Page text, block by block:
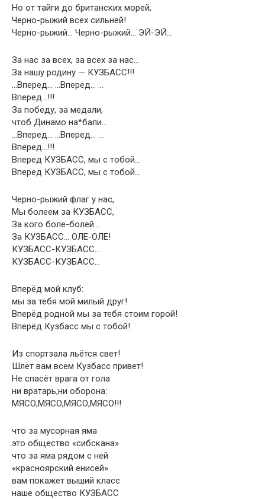
Но от тайги до британских морей,
Черно-рыжий всех сильней!
Черно-рыжий… Черно-рыжий… ЭЙ-ЭЙ…
За нас за всех, за всех за нас…
За нашу родину — КУЗБАСС!!!
…Вперед… …Вперед… …
Вперед…!!!
За победу, за медали,
чтоб Динамо на*бали…
…Вперед… …Вперед… …
Вперед…!!!
Вперед КУЗБАСС, мы с тобой…
Вперед КУЗБАСС, мы с тобой…
Черно-рыжий флаг у нас,
Мы болеем за КУЗБАСС,
За кого боле-болей…
За КУЗБАСС… ОЛЕ-ОЛЕ!
КУЗБАСС-КУЗБАСС…
КУЗБАСС-КУЗБАСС…
Вперёд мой клуб:
мы за тебя мой милый друг!
Вперёд родной мы за тебя стоим горой!
Вперёд Кузбасс мы с тобой!
Из спортзала льётся свет!
Шлёт вам всем Кузбасс привет!
Не спасёт врага от гола
ни вратарь,ни оборона:
МЯСО,МЯСО,МЯСО,МЯСО!!!
что за мусорная яма
это общество «сибскана»
что за яма рядом с ней
«красноярский енисей»
вам покажет выший класс
наше общество КУЗБАСС